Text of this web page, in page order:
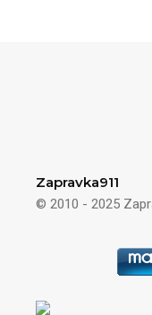
Zapravka911
© 2010 - 2025